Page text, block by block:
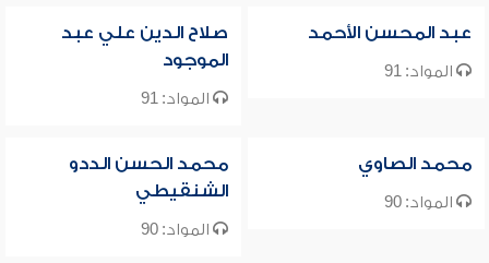
عبد المحسن الأحمد
المواد: 91
صلاح الدين علي عبد
الموجود
المواد: 91
محمد الصاوي
المواد: 90
محمد الحسن الددو
الشنقيطي
المواد: 90